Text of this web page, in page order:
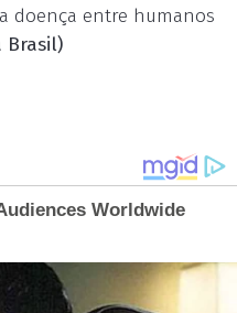
doença entre humanos
Brasil)